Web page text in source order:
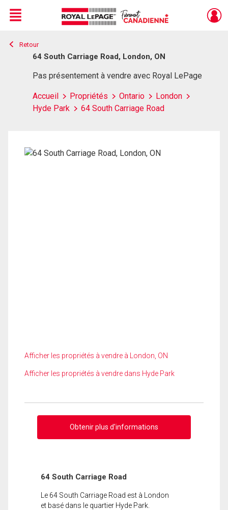
Live
En Direct
Menu
Retour
64 South Carriage Road, London, ON
Pas présentement à vendre avec Royal LePage
Accueil Propriétés Ontario
London
Hyde Park
64 South Carriage Road
Afficher les propriétés à vendre à London, ON
Afficher les propriétés à vendre dans Hyde Park
Obtenir plus d'informations
64 South Carriage Road
Le 64 South Carriage Road est à London
et basé dans le quartier Hyde Park.